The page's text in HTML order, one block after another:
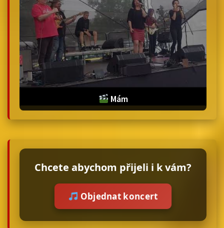
Mám
Chcete abychom přijeli i k vám?
Objednat koncert